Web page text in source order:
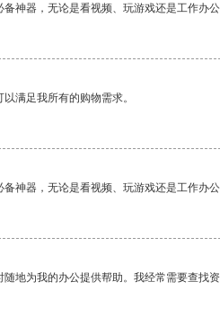
神器，无论是看视频、玩游戏还是工作办
满足我所有的购物需求。
神器，无论是看视频、玩游戏还是工作办
地为我的办公提供帮助。我经常需要查找